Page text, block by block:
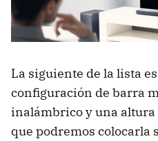
La siguiente de la lista
configuración de barra
inalámbrico y una altura
que podremos colocarla